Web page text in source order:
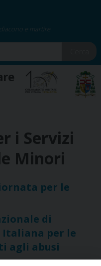
e martire
i Servizi
Minori
per le
di
Italiana per le
agli abusi